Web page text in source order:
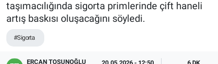
taşımacılığında sigorta primlerinde çift haneli
artış baskısı oluşacağını söyledi.
#Sigorta
ERCAN TOSUNOĞLU